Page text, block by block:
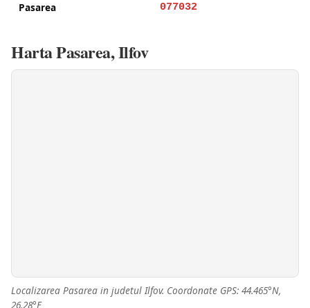
Pasarea 077032
Harta Pasarea, Ilfov
Localizarea Pasarea in judetul Ilfov. Coordonate GPS: 44.465°N,
26.28°E